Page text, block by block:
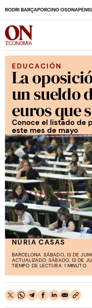
RODRI BARÇAPORCINO OSONA
EDUCACIÓN
La
un sueldo
euros que
Conoce el listado de
este mes de mayo
NÚRIA CASAS
BARCELONA. SÁBADO, 13 DE
ACTUALIZADO: SÁBADO, 13 DE
TIEMPO DE LECTURA: 1 MINUTO